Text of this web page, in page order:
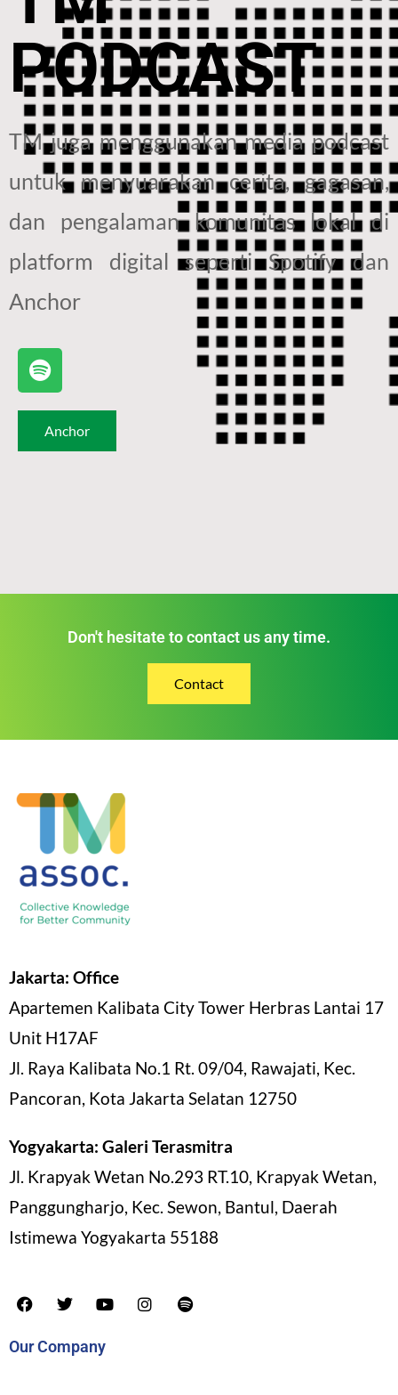
PODCAST
TM juga menggunakan media podcast
untuk menyuarakan cerita, gagasan,
dan pengalaman komunitas lokal di
platform digital seperti Spotify dan
Anchor
Anchor
Don't hesitate to contact us any time.
Contact
Jakarta: Office
Apartemen Kalibata City Tower Herbras Lantai 17
Unit H17AF
Jl. Raya Kalibata No.1 Rt. 09/04, Rawajati, Kec.
Pancoran, Kota Jakarta Selatan 12750
Yogyakarta: Galeri Terasmitra
Jl. Krapyak Wetan No.293 RT.10, Krapyak Wetan,
Panggungharjo, Kec. Sewon, Bantul, Daerah
Istimewa Yogyakarta 55188
Our Company